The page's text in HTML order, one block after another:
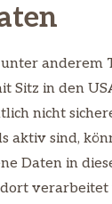
anderem
Sitz in den
nicht
aktiv sind,
Daten in